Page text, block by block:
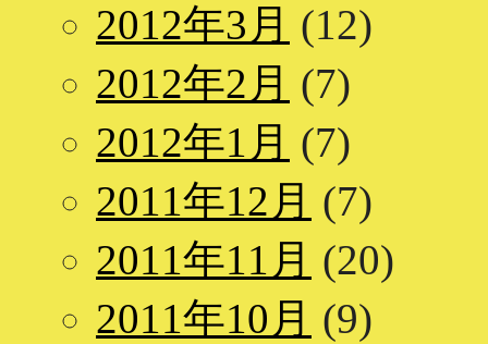
2012年3月 (12)
2012年2月 (7)
2012年1月 (7)
2011年12月 (7)
2011年11月 (20)
2011年10月 (9)